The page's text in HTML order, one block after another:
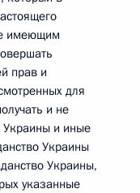
имеющим
прав и
для
и не
Украины и иные
Украины
Украины,
указанные